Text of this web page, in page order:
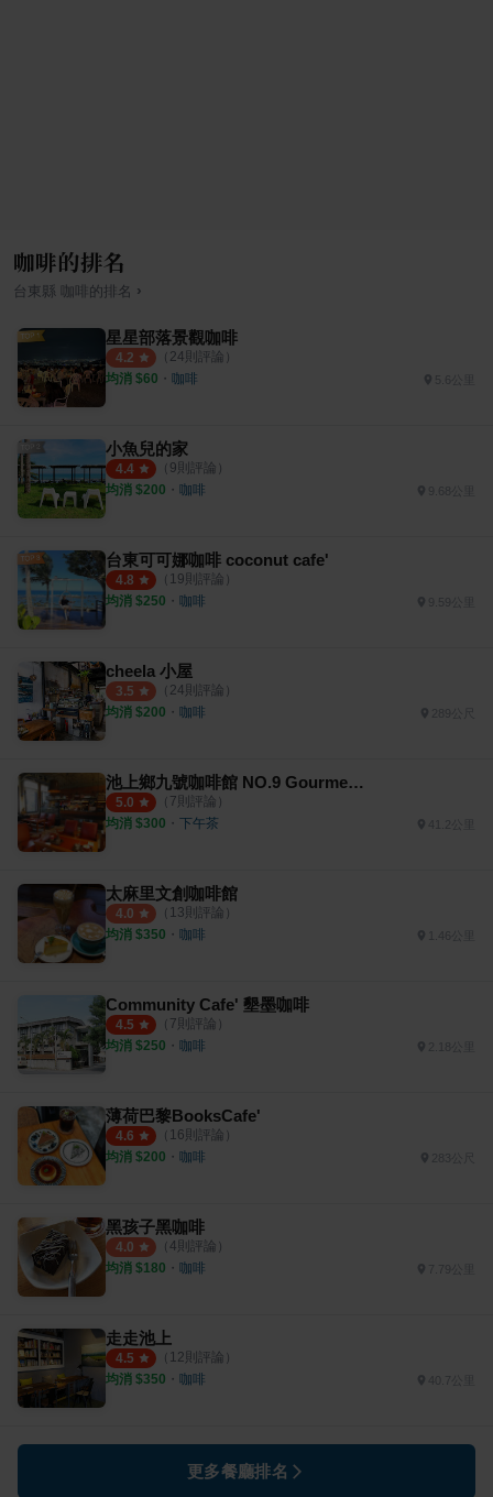
咖啡的排名
台東縣 咖啡 的排名 ›
星星部落景觀咖啡
4.2 （ 24則評論）
均消 $60 ・ 咖啡 5.6公里
小魚兒的家
4.4 （ 9則評論）
均消 $200 ・ 咖啡
台東可可娜咖啡 coconut cafe'
4.8 （ 19則評論）
均消 $250 ・ 咖啡 9.59公里
cheela 小屋
3.5 （ 24則評論）
均消 $200 ・ 咖啡
池上鄉九號咖啡館 NO.9 Gourmet Coffee
5.0 （ 7則評論）
均消 $300 ・ 下午茶 41.2公里
太麻里文創咖啡館
4.0 （ 13則評論）
均消 $350 ・ 咖啡 1.46公里
Community Cafe' 墾墨咖啡
4.5 （ 7則評論）
均消 $250 ・ 咖啡
薄荷巴黎BooksCafe'
4.6 （ 16則評論）
均消 $200 ・ 咖啡
黑孩子黑咖啡
4.0 （ 4則評論）
均消 $180 ・ 咖啡
走走池上
4.5 （ 12則評論）
均消 $350 ・ 咖啡 40.7公里
更多餐廳排名